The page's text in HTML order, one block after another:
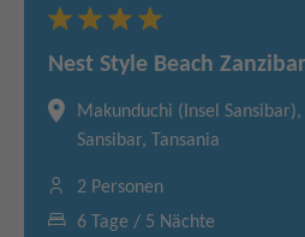
Nest Style Beach Zanzibar
Makunduchi (Insel Sansibar),
Sansibar, Tansania
2 Personen
6 Tage / 5 Nächte